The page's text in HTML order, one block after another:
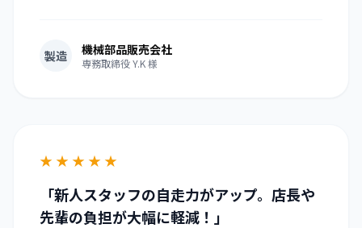
製造 機械部品販売会社
専務取締役 Y.K 様
★ ★ ★ ★ ★
「新人スタッフの自走力がアップ。店長や
先輩の負担が大幅に軽減！」